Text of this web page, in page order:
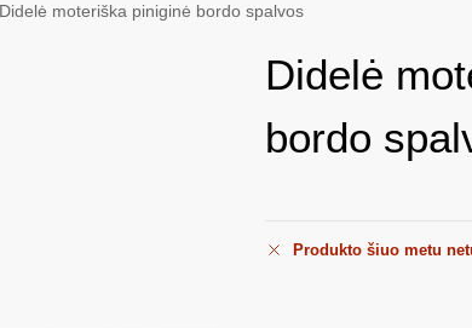
Didelė moteriška piniginė bordo spalvos
Didelė
bordo
Produkto šiuo metu